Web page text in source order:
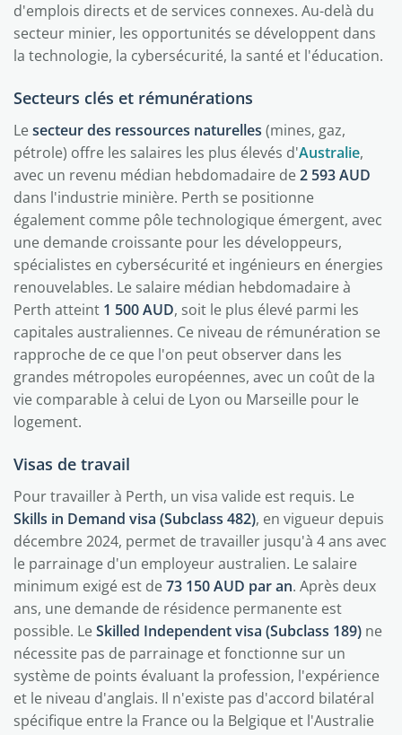
d'emplois directs et de services connexes. Au-delà du
secteur minier, les opportunités se développent dans
la technologie, la cybersécurité, la santé et l'éducation.
Secteurs clés et rémunérations
Lesecteur des ressources naturelles (mines, gaz,
pétrole) offre les salaires les plus élevés d'Australie,
avec un revenu médian hebdomadaire de2 593 AUD
dans l'industrie minière. Perth se positionne
également comme pôle technologique émergent, avec
une demande croissante pour les développeurs,
spécialistes en cybersécurité et ingénieurs en énergies
renouvelables. Le salaire médian hebdomadaire à
Perth atteint 1 500 AUD, soit le plus élevé parmi les
capitales australiennes. Ce niveau de rémunération se
rapproche de ce que l'on peut observer dans les
grandes métropoles européennes, avec un coût de la
vie comparable à celui de Lyon ou Marseille pour le
logement.
Visas de travail
Pour travailler à Perth, un visa valide est requis. Le
Skills in Demand visa (Subclass 482), en vigueur depuis
décembre 2024, permet de travailler jusqu'à 4 ans avec
le parrainage d'un employeur australien. Le salaire
minimum exigé est de73 150 AUD par an. Après deux
ans, une demande de résidence permanente est
possible. LeSkilled Independent visa (Subclass 189) ne
nécessite pas de parrainage et fonctionne sur un
système de points évaluant la profession, l'expérience
et le niveau d'anglais. Il n'existe pas d'accord bilatéral
spécifique entre la France ou la Belgique et l'Australie